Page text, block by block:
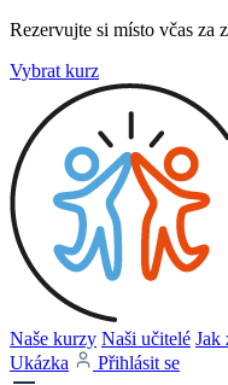
Rezervujte si místo včas za
Vybrat kurz
Naše kurzy Naši učitelé Jak
Ukázka
Přihlásit se